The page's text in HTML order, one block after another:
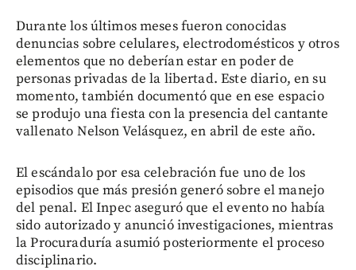
Durante los últimos meses fueron conocidas
denuncias sobre celulares, electrodomésticos y otros
elementos que no deberían estar en poder de
personas privadas de la libertad. Este diario, en su
momento, también documentó que en ese espacio
se produjo una fiesta con la presencia del cantante
vallenato Nelson Velásquez, en abril de este año.
El escándalo por esa celebración fue uno de los
episodios que más presión generó sobre el manejo
del penal. El Inpec aseguró que el evento no había
sido autorizado y anunció investigaciones, mientras
la Procuraduría asumió posteriormente el proceso
disciplinario.